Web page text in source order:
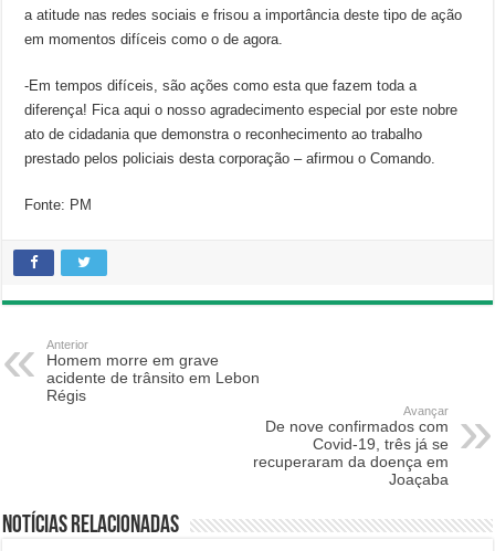
a atitude nas redes sociais e frisou a importância deste tipo de ação
em momentos difíceis como o de agora.
-Em tempos difíceis, são ações como esta que fazem toda a
diferença! Fica aqui o nosso agradecimento especial por este nobre
ato de cidadania que demonstra o reconhecimento ao trabalho
prestado pelos policiais desta corporação – afirmou o Comando.
Fonte: PM
Anterior
Homem morre em grave
acidente de trânsito em Lebon
Régis
Avançar
De nove confirmados com
Covid-19, três já se
recuperaram da doença em
Joaçaba
Notícias relacionadas